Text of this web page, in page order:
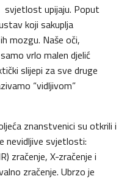
svjetlost upijaju. Poput
koji sakuplja
mozgu. Naše oči,
vrlo malen djelić
slijepi za sve druge
“vidljivom”
znanstvenici su otkrili i
nevidljive svjetlosti:
zračenje, X-zračenje i
zračenje. Ubrzo je